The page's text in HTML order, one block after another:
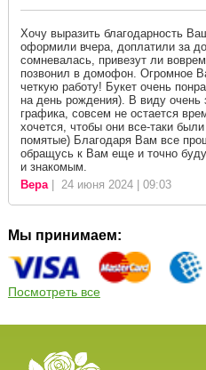
Хочу выразить благодарность
оформили вчера, доплатили за
сомневалась, привезут ли
позвонил в домофон. Огромное
четкую работу! Букет очень
на день рождения). В виду очень
графика, совсем не остается
хочется, чтобы они все-таки
помятые) Благодаря Вам все
обращусь к Вам еще и точно
и знакомым.
Вера| 24 июня 2024 | 09:03
Мы принимаем:
Посмотреть все